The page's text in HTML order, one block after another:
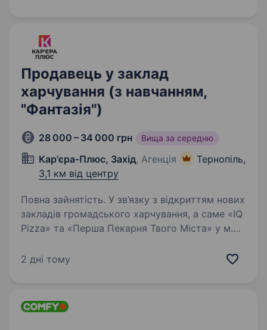
Продавець у заклад
харчування (з навчанням,
"Фантазія")
28 000 – 34 000 грн Вища за середню
Кар'єра-Плюс, Захід, Агенція
Тернопіль,
3,1 км від центру
Повна зайнятість. У зв’язку з відкриттям нових
закладів громадського харчування, а саме «IQ
Pizza» та «Перша Пекарня Твого Міста» у м.
Досвід не потрібен — усе покажемо, пояснимо
2 дні тому